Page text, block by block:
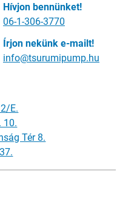
Hívjon bennünket!
06-1-306-3770
Írjon nekünk e-mailt!
info@tsurumipump.hu
E.
10.
Tér 8.